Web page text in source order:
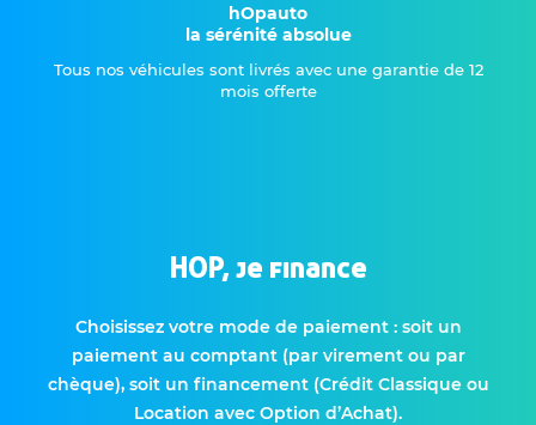
hOpauto
la sérénité absolue
Tous nos véhicules sont livrés avec une garantie de 12
mois offerte
HOP, je finance
Choisissez votre mode de paiement : soit un
paiement au comptant (par virement ou par
chèque), soit un financement (Crédit Classique ou
Location avec Option d’Achat).